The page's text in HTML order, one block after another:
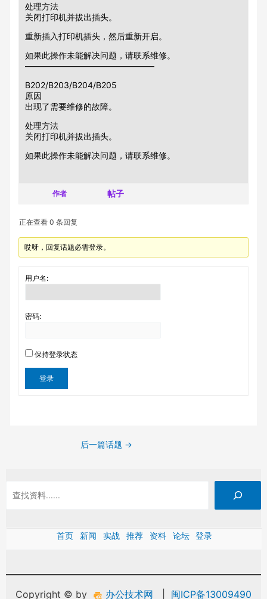
处理方法
关闭打印机并拔出插头。
重新插入打印机插头，然后重新开启。
如果此操作未能解决问题，请联系维修。
———————————————–
B202/B203/B204/B205
原因
出现了需要维修的故障。
处理方法
关闭打印机并拔出插头。
如果此操作未能解决问题，请联系维修。
作者 帖子
正在查看 0 条回复
哎呀，回复话题必需登录。
用户名:
密码:
保持登录状态
登录
后一篇话题 →
首页 新闻 实战 推荐 资料 论坛 登录
Copyright © by 办公技术网 闽ICP备13009490